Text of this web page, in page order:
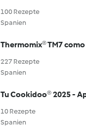
100 Rezepte
Spanien
Thermomix® TM7
227 Rezepte
Spanien
Tu Cookidoo® 2025 -
10 Rezepte
Spanien